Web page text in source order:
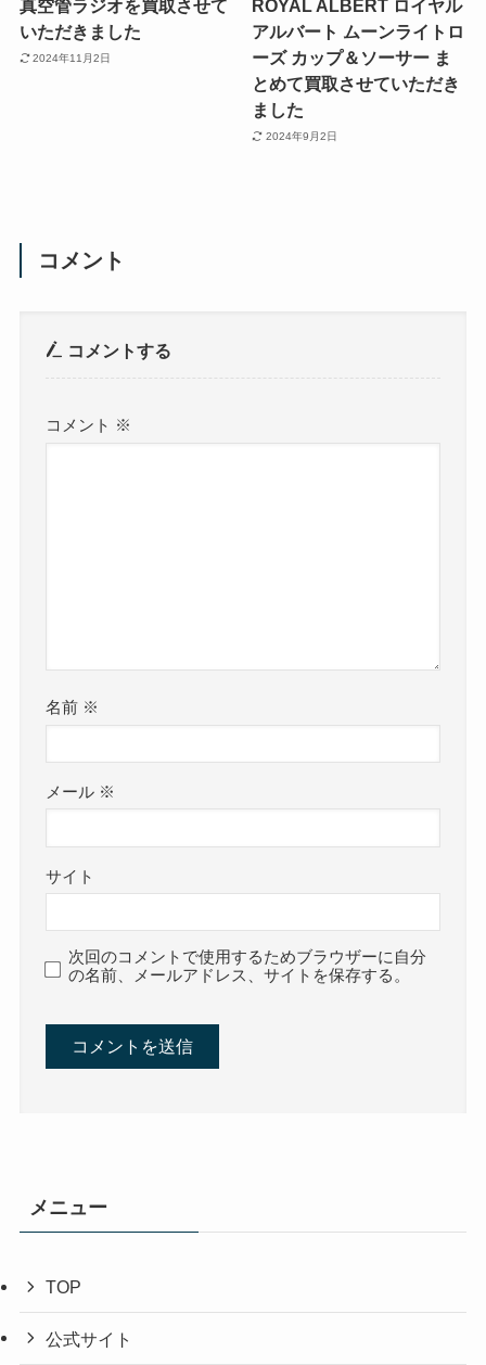
真空管ラジオを買取させて
いただきました
2024年11月2日
ROYAL ALBERT ロイヤル
アルバート ムーンライトロ
ーズ カップ＆ソーサー ま
とめて買取させていただき
ました
2024年9月2日
コメント
コメントする
コメント ※
名前 ※
メール ※
サイト
次回のコメントで使用するためブラウザーに自分
の名前、メールアドレス、サイトを保存する。
メニュー
TOP
公式サイト